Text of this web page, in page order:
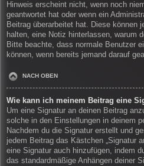
Hinweis erscheint nicht, wenn noch
geantwortet hat oder wenn ein
Beitrag überarbeitet hat. Diese können
halten, eine Notiz hinterlassen, warum
Bitte beachte, dass normale Benutzer
können, wenn bereits jemand darauf
NACH OBEN
Wie kann ich meinem Beitrag eine
Um eine Signatur an deinen Beitrag
solche in den Einstellungen in deinem
Nachdem du die Signatur erstellt und
jedem Beitrag das Kästchen „Signatur
eine Signatur auch hinzufügen, indem
das standardmäßige Anhängen deiner